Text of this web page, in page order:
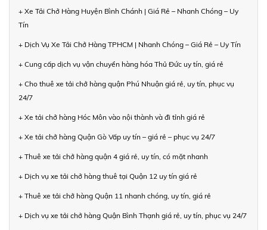
+ Xe Tải Chở Hàng Huyện Bình Chánh | Giá Rẻ – Nhanh Chóng – Uy
Tín
+ Dịch Vụ Xe Tải Chở Hàng TPHCM | Nhanh Chóng – Giá Rẻ – Uy Tín
+ Cung cấp dịch vụ vận chuyển hàng hóa Thủ Đức uy tín, giá rẻ
+ Cho thuê xe tải chở hàng quận Phú Nhuận giá rẻ, uy tín, phục vụ
24/7
+ Xe tải chở hàng Hóc Môn vào nội thành và đi tỉnh giá rẻ
+ Xe tải chở hàng Quận Gò Vấp uy tín – giá rẻ – phục vụ 24/7
+ Thuê xe tải chở hàng quận 4 giá rẻ, uy tín, có mặt nhanh
+ Dịch vụ xe tải chở hàng thuê tại Quận 12 uy tín giá rẻ
+ Thuê xe tải chở hàng Quận 11 nhanh chóng, uy tín, giá rẻ
+ Dịch vụ xe tải chở hàng Quận Bình Thạnh giá rẻ, uy tín, phục vụ 24/7